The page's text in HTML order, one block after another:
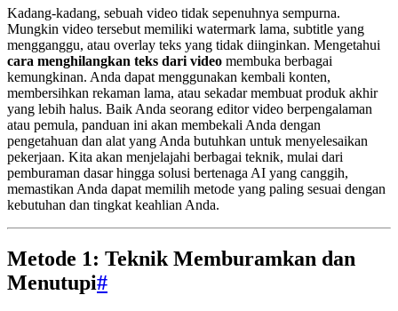
Kadang-kadang, sebuah video tidak sepenuhnya sempurna.
Mungkin video tersebut memiliki watermark lama, subtitle yang
mengganggu, atau overlay teks yang tidak diinginkan. Mengetahui
cara menghilangkan teks dari video membuka berbagai
kemungkinan. Anda dapat menggunakan kembali konten,
membersihkan rekaman lama, atau sekadar membuat produk akhir
yang lebih halus. Baik Anda seorang editor video berpengalaman
atau pemula, panduan ini akan membekali Anda dengan
pengetahuan dan alat yang Anda butuhkan untuk menyelesaikan
pekerjaan. Kita akan menjelajahi berbagai teknik, mulai dari
pemburaman dasar hingga solusi bertenaga AI yang canggih,
memastikan Anda dapat memilih metode yang paling sesuai dengan
kebutuhan dan tingkat keahlian Anda.
Metode 1: Teknik Memburamkan dan
Menutupi#